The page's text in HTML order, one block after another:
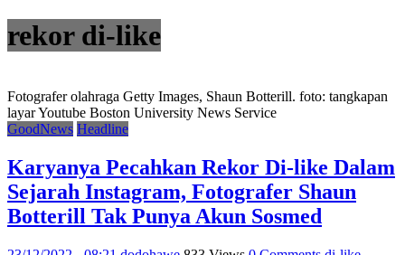
rekor di-like
Fotografer olahraga Getty Images, Shaun Botterill. foto: tangkapan
layar Youtube Boston University News Service
GoodNews Headline
Karyanya Pecahkan Rekor Di-like Dalam
Sejarah Instagram, Fotografer Shaun
Botterill Tak Punya Akun Sosmed